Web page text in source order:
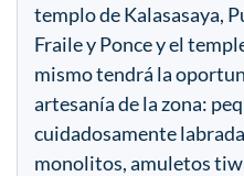
templo de Kalasasaya,
Fraile y Ponce y el
mismo tendrá la
artesanía de la zona:
cuidadosamente
monolitos, amuletos